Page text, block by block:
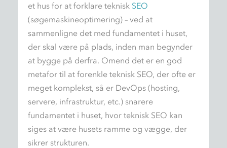
et hus for at forklare teknisk SEO
(søgemaskineoptimering) – ved at
sammenligne det med fundamentet i huset,
der skal være på plads, inden man begynder
at bygge på derfra. Omend det er en god
metafor til at forenkle teknisk SEO, der ofte er
meget komplekst, så er DevOps (hosting,
servere, infrastruktur, etc.) snarere
fundamentet i huset, hvor teknisk SEO kan
siges at være husets ramme og vægge, der
sikrer strukturen.